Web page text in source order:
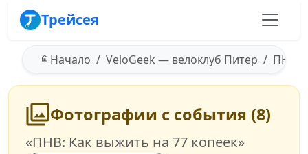
Трейсея
Начало VeloGeek — велоклуб Питер ПНВ:
Фотографии с события (8)
«ПНВ: Как выжить на 77 копеек»